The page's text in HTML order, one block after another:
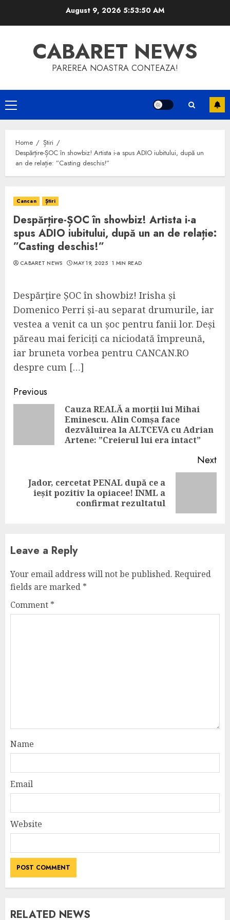
August 9, 20265:53:51 AM
CABARET NEWS
PAREREA NOASTRA CONTEAZA!
Primary
Menu
Home
Știri
Despărțire-ȘOC în showbiz! Artista i-a spus ADIO iubitului, după un
an de relație: ”Casting deschis!”
Cancan Știri
Despărțire-ȘOC în showbiz! Artista i-a
spus ADIO iubitului, după un an de relație:
”Casting deschis!”
CABARET NEWS MAY 19, 2025 1 MIN READ
Despărțire ȘOC în showbiz! Irisha și
Domenico Perri și-au separat drumurile, iar
vestea a venit ca un șoc pentru fanii lor. Deși
păreau mai fericiți ca niciodată împreună,
iar bruneta vorbea pentru CANCAN.RO
despre cum […]
Continue
Reading
Previous
Cauza REALĂ a morții lui Mihai
Eminescu. Alin Comșa face
dezvăluirea la ALTCEVA cu Adrian
Artene: ”Creierul lui era intact”
Next
Next
Jador, cercetat PENAL după ce a
ieșit pozitiv la opiacee! INML a
confirmat rezultatul
Leave a Reply
Your email address will not be published. Required
fields are marked *
Comment *
Name
Email
Website
RELATED NEWS